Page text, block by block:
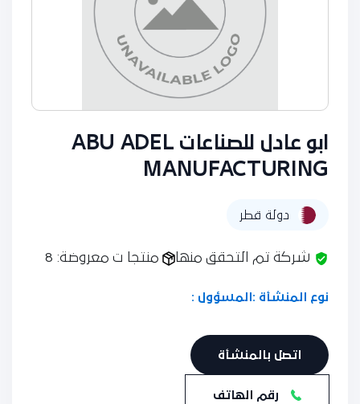
ابو عادل للصناعات ABU ADEL
MANUFACTURING
دولة قطر
شركة تم التحقق منها منتجا ت معروضة: 8
نوع المنشأة : المسؤول :
اتصل بالمنشأة
رقم الهاتف